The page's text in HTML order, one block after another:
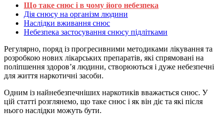
Що таке снюс і в чому його небезпека
Дія снюсу на організм людини
Наслідки вживання снюс
Небезпека застосування снюсу підлітками
Регулярно, поряд із прогресивними методиками лікування та
розробкою нових лікарських препаратів, які спрямовані на
поліпшення здоров’я людини, створюються і дуже небезпечні
для життя наркотичні засоби.
Одним із найнебезпечніших наркотиків вважається снюс. У
цій статті розглянемо, що таке снюс і як він діє та які після
нього наслідки можуть бути.